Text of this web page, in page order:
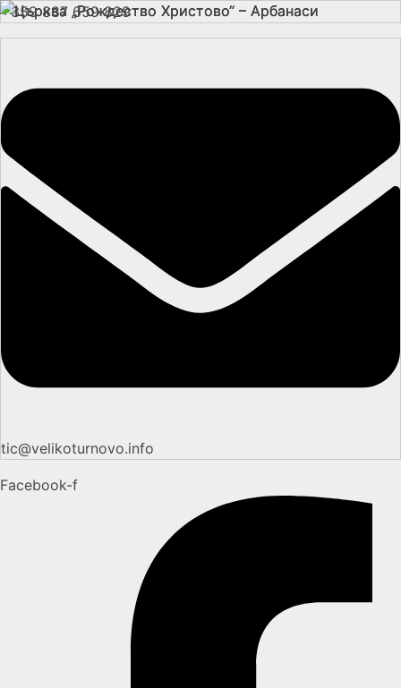
+359 887 659 829
tic@velikoturnovo.info
Facebook-f